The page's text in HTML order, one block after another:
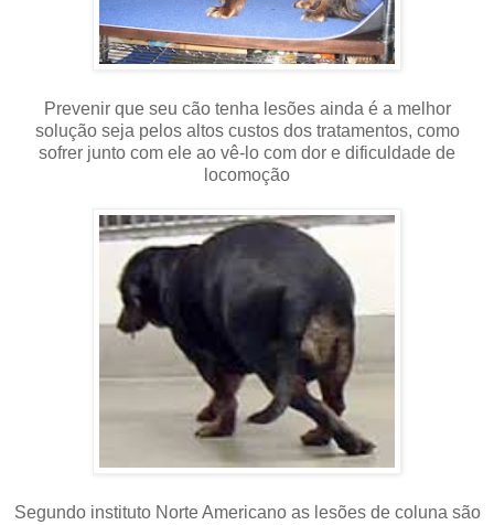
Prevenir que seu cão tenha lesões ainda é a melhor
solução seja pelos altos custos dos tratamentos, como
sofrer junto com ele ao vê-lo com dor e dificuldade de
locomoção
Segundo instituto Norte Americano as lesões de coluna são